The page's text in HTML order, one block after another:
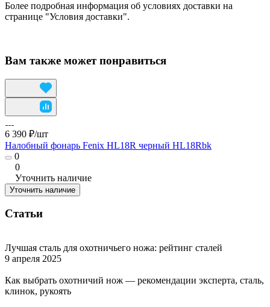
Более подробная информация об условиях доставки на
странице "Условия доставки".
Вам также может понравиться
6 390 ₽/шт
Налобный фонарь Fenix HL18R черный HL18Rbk
0
0
Уточнить наличие
Уточнить наличие
Статьи
Лучшая сталь для охотничьего ножа: рейтинг сталей
9 апреля 2025
Как выбрать охотничий нож — рекомендации эксперта, сталь,
клинок, рукоять